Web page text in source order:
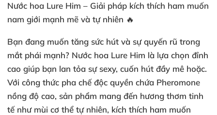
Nước hoa Lure Him – Giải pháp kích thích ham muốn
nam giới mạnh mẽ và tự nhiên 🔥
Bạn đang muốn tăng sức hút và sự quyến rũ trong
mắt phái mạnh? Nước hoa Lure Him là lựa chọn đỉnh
cao giúp bạn lan tỏa sự sexy, cuốn hút đầy mê hoặc.
Với công thức pha chế độc quyền chứa Pheromone
nồng độ cao, sản phẩm mang đến hương thơm tinh
tế như mùi cơ thể tự nhiên, kích thích ham muốn